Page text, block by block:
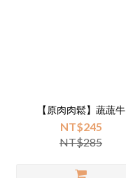
【原肉肉鬆】蔬蔬牛
NT$245
NT$285